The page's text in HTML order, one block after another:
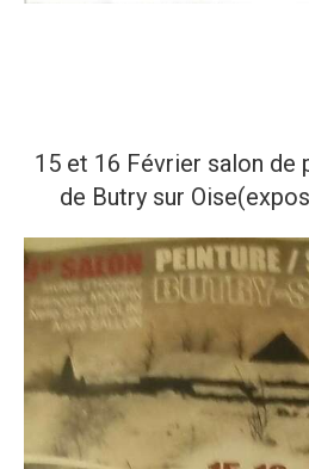
15 et 16 Février salon de
de Butry sur